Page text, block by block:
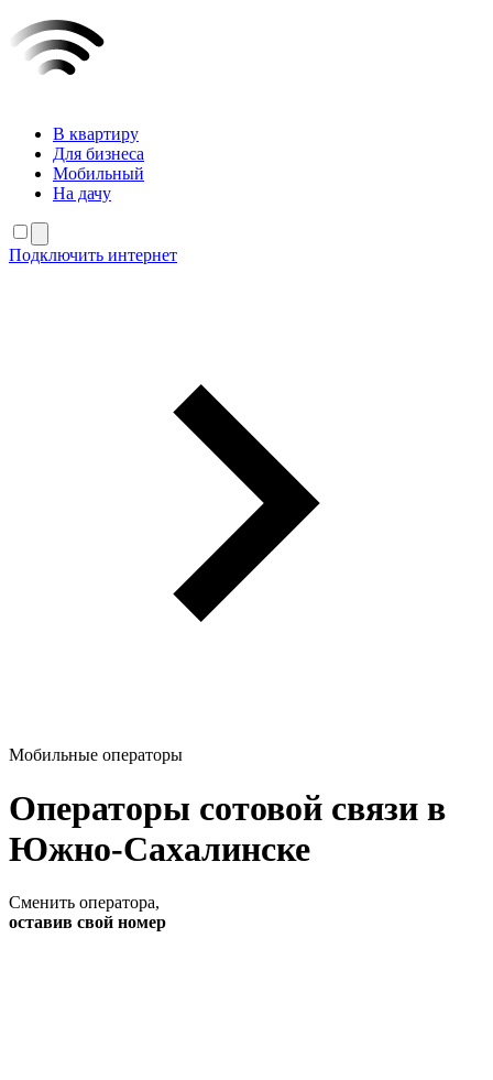
В квартиру
Для бизнеса
Мобильный
На дачу
Подключить интернет
Мобильные операторы
Операторы сотовой связи в
Южно-Сахалинске
Сменить оператора,
оставив свой номер